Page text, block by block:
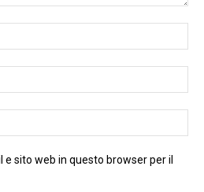
e sito web in questo browser per il